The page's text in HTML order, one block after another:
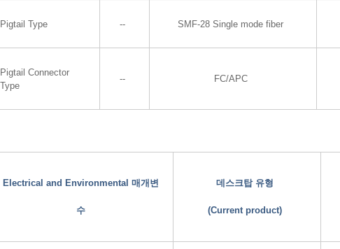
Pigtail Type -- SMF-28 Single mode fiber
Pigtail Connector
Type
-- FC/APC
Electrical and Environmental 매개변
수
데스크탑 유형
(Current product)